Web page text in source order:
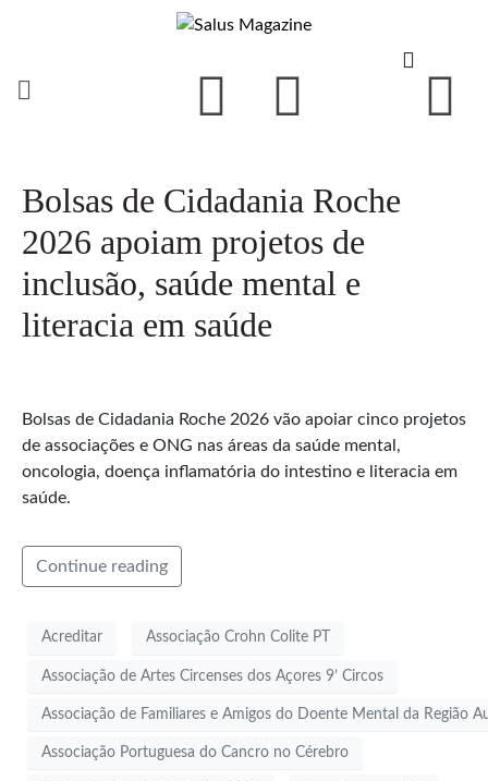
Bolsas de Cidadania Roche
2026 apoiam projetos de
inclusão, saúde mental e
literacia em saúde
Bolsas de Cidadania Roche 2026 vão apoiar cinco projetos
de associações e ONG nas áreas da saúde mental,
oncologia, doença inflamatória do intestino e literacia em
saúde.
Continue reading
Acreditar Associação Crohn Colite PT
Associação de Artes Circenses dos Açores 9’ Circos
Associação de Familiares e Amigos do Doente Mental da Região
Associação Portuguesa do Cancro no Cérebro